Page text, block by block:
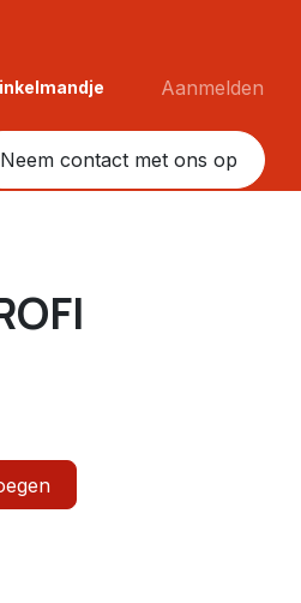
Aanmelden
Neem contact met ons op